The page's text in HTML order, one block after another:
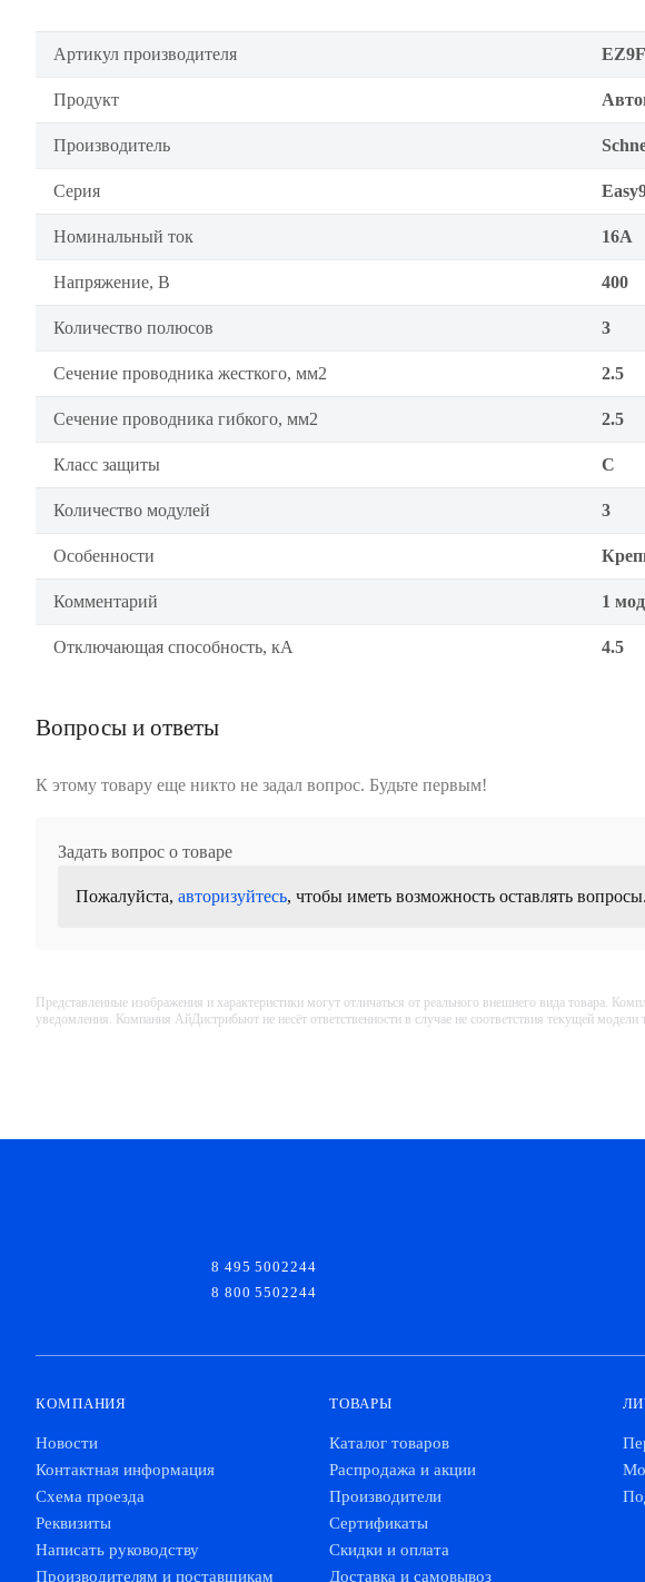
Артикул производителя
Продукт
Производитель
Серия
Номинальный ток 16А
Напряжение, В 400
Количество полюсов 3
Сечение проводника жесткого, мм2 2.5
Сечение проводника гибкого, мм2 2.5
Класс защиты C
Количество модулей 3
Особенности
Комментарий 1
Отключающая способность, кА 4.5
Вопросы и ответы
К этому товару еще никто не задал вопрос. Будьте первым!
Задать вопрос о товаре
Пожалуйста, авторизуйтесь, чтобы иметь возможность оставлять вопросы.
Представленные изображения и характеристики могут отличаться от реального внешнего вида товара.
уведомления. Компания АйДистрибьют не несёт ответственности в случае не соответствия текущей
8 495 5002244
8 800 5502244
КОМПАНИЯ
Новости
Контактная информация
Схема проезда
Реквизиты
Написать руководству
Производителям и поставщикам
ТОВАРЫ
Каталог товаров
Распродажа и акции
Производители
Сертификаты
Скидки и оплата
Доставка и самовывоз